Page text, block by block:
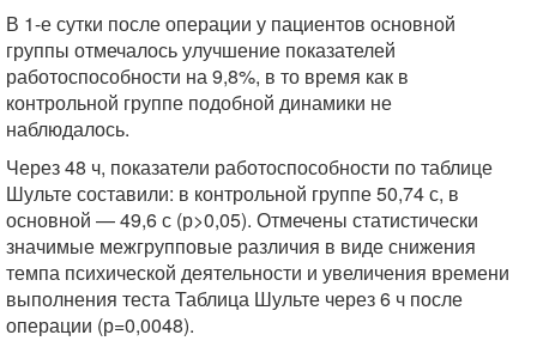
В 1-е сутки после операции у пациентов основной
группы отмечалось улучшение показателей
работоспособности на 9,8%, в то время как в
контрольной группе подобной динамики не
наблюдалось.
Через 48 ч, показатели работоспособности по таблице
Шульте составили: в контрольной группе 50,74 с, в
основной — 49,6 с (р>0,05). Отмечены статистически
значимые межгрупповые различия в виде снижения
темпа психической деятельности и увеличения времени
выполнения теста Таблица Шульте через 6 ч после
операции (р=0,0048).